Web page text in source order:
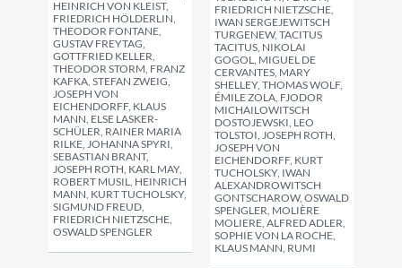
FRIEDRICH NIETZSCHE,
IWAN SERGEJEWITSCH
TURGENEW, TACITUS
TACITUS, NIKOLAI
GOGOL, MIGUEL DE
CERVANTES, MARY
SHELLEY, THOMAS WOLF,
ÉMILE ZOLA, FJODOR
MICHAILOWITSCH
DOSTOJEWSKI, LEO
TOLSTOI, JOSEPH ROTH,
JOSEPH VON
EICHENDORFF, KURT
TUCHOLSKY, IWAN
ALEXANDROWITSCH
GONTSCHAROW, OSWALD
SPENGLER, MOLIÈRE
MOLIERE, ALFRED ADLER,
SOPHIE VON LA ROCHE,
KLAUS MANN, RUMI
EINRICH VON KLEIST, F
RIEDRICH HÖLDERLIN, T
HEODOR FONTANE, G
USTAV FREYTAG, G
OTTFRIED KELLER, T
HEODOR STORM, FRANZ K
AFKA, STEFAN ZWEIG, J
OSEPH VON E
ICHENDORFF, KLAUS M
ANN, ELSE LASKER-S
CHÜLER, RAINER MARIA R
ILKE, JOHANNA SPYRI, S
EBASTIAN BRANT, J
OSEPH ROTH, KARL MAY, R
OBERT MUSIL, HEINRICH M
ANN, KURT TUCHOLSKY, S
IGMUND FREUD, F
RIEDRICH NIETZSCHE, O
SWALD SPENGLER